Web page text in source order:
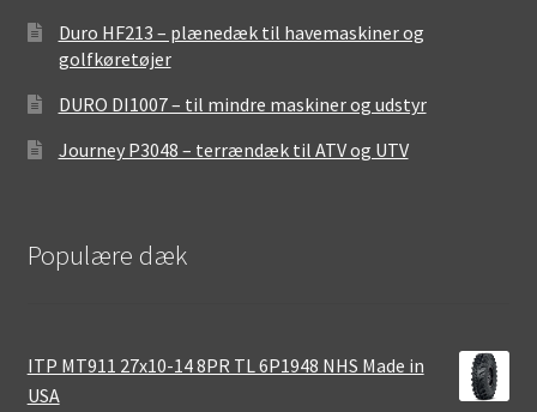
Duro HF213 – plænedæk til havemaskiner og
golfkøretøjer
DURO DI1007 – til mindre maskiner og udstyr
Journey P3048 – terrændæk til ATV og UTV
Populære dæk
ITP MT911 27x10-14 8PR TL 6P1948 NHS Made in
USA